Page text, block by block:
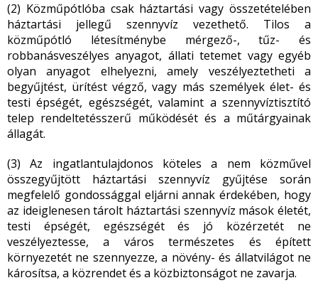
(2) Közműpótlóba csak háztartási vagy összetételében
háztartási jellegű szennyvíz vezethető. Tilos a
közműpótló létesítménybe mérgező-, tűz- és
robbanásveszélyes anyagot, állati tetemet vagy egyéb
olyan anyagot elhelyezni, amely veszélyeztetheti a
begyűjtést, ürítést végző, vagy más személyek élet- és
testi épségét, egészségét, valamint a szennyvíztisztító
telep rendeltetésszerű működését és a műtárgyainak
állagát.
(3) Az ingatlantulajdonos köteles a nem közművel
összegyűjtött háztartási szennyvíz gyűjtése során
megfelelő gondossággal eljárni annak érdekében, hogy
az ideiglenesen tárolt háztartási szennyvíz mások életét,
testi épségét, egészségét és jó közérzetét ne
veszélyeztesse, a város természetes és épített
környezetét ne szennyezze, a növény- és állatvilágot ne
károsítsa, a közrendet és a közbiztonságot ne zavarja.